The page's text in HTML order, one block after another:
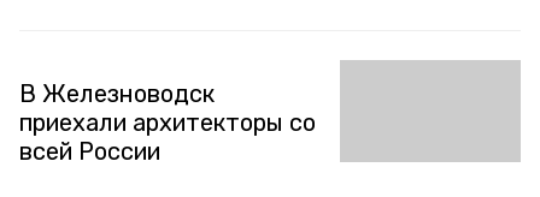
В Железноводск
приехали архитекторы со
всей России